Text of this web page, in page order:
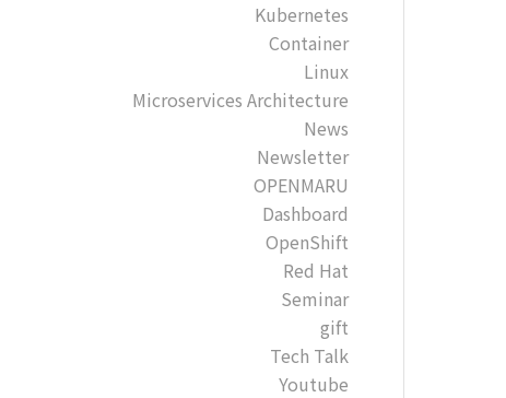
Kubernetes
Container
Linux
Microservices Architecture
News
Newsletter
OPENMARU
Dashboard
OpenShift
Red Hat
Seminar
gift
Tech Talk
Youtube